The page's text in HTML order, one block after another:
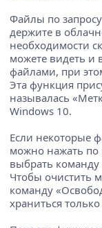
Файлы по
держите в
необходимости
можете видеть и
файлами, при
Эта функция
называлась
Windows 10.
Если некоторые
можно нажать
выбрать команду
Чтобы очистить
команду
храниться